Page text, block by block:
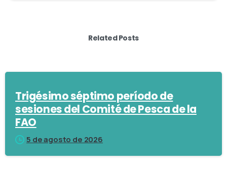
Related Posts
Trigésimo séptimo período de
sesiones del Comité de Pesca de la
FAO
5 de agosto de 2026